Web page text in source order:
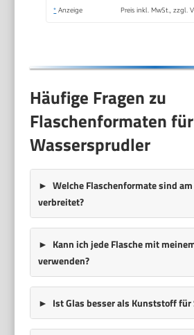
* Anzeige Preis inkl. MwSt., zzgl.
Häufige Fragen zu
Flaschenformaten für
Wassersprudler
Welche Flaschenformate sind
verbreitet?
Kann ich jede Flasche mit
verwenden?
Ist Glas besser als Kunststoff